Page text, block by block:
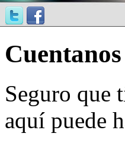
Cuentanos
Seguro que
aquí puede